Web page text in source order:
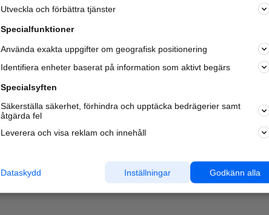
Utveckla och förbättra tjänster
Specialfunktioner
Använda exakta uppgifter om geografisk positionering
Identifiera enheter baserat på information som aktivt begärs
Specialsyften
Säkerställa säkerhet, förhindra och upptäcka bedrägerier samt
åtgärda fel
Leverera och visa reklam och innehåll
Godkänn alla
Inställningar
Dataskydd